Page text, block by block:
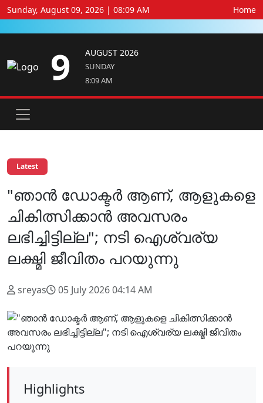
Sunday, August 09, 2026 | 08:09 AM Home
9 AUGUST 2026
SUNDAY
8:09 AM
Latest
"ഞാൻ ഡോക്ടർ ആണ്, ആളുകളെ
ചികിത്സിക്കാൻ അവസരം
ലഭിച്ചിട്ടില്ല"; നടി ഐശ്വര്യ
ലക്ഷ്മി ജീവിതം പറയുന്നു
sreyas 05 July 2026 04:14 AM
Highlights